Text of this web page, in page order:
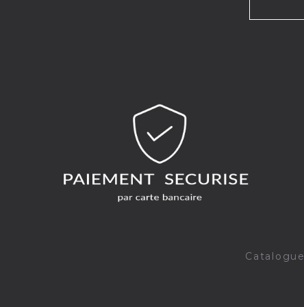
Catalogue